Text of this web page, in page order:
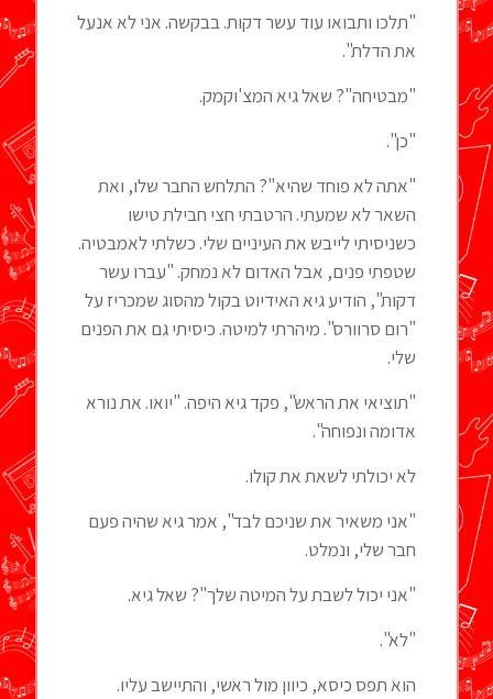
"תלכו ותבואו עוד עשר דקות. בבקשה. אני לא אנעל
את הדלת".
"מבטיחה"? שאל גיא המצ'וקמק.
"כן".
"אתה לא פוחד שהיא"? התלחש החבר שלו, ואת
השאר לא שמעתי. הרטבתי חצי חבילת טישו
כשניסיתי לייבש את העיניים שלי. כשלתי לאמבטיה.
שטפתי פנים, אבל האדום לא נמחק. "עברו עשר
דקות", הודיע גיא האידיוט בקול מהסוג שמכריז על
"רום סרוורס". מיהרתי למיטה. כיסיתי גם את הפנים
שלי.
"תוציאי את הראש", פקד גיא היפה. "יואו. את נורא
אדומה ונפוחה".
לא יכולתי לשאת את קולו.
"אני משאיר את שניכם לבד", אמר גיא שהיה פעם
חבר שלי, ונמלט.
"אני יכול לשבת על המיטה שלך"? שאל גיא.
"לא".
הוא תפס כיסא, כיוון מול ראשי, והתיישב עליו.